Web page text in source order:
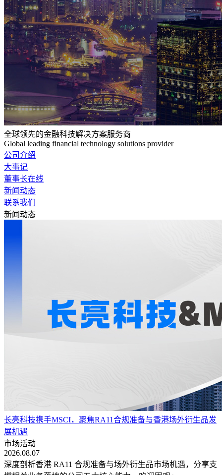
全球领先的金融科技解决方案服务商
Global leading financial technology solutions provider
公司介绍
大事记
董事长在线
新闻动态
联系我们
新闻动态
长亮科技携手MSCI，聚焦RA11合规准备与香港场外衍生品发
展机遇
市场活动
2026.08.07
深度剖析香港 RA11 合规准备与场外衍生品市场机遇，分享支